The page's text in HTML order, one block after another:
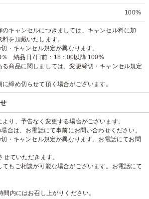
100%
キャンセルにつきましては、キャンセル料に加
を頂戴いたします。
・キャンセル規定が異なります。
％ 納品日7日前：18：00以降 100%
商品に関しましては、変更締切・キャンセル規定
締め切らせて頂く場合がございます。
より、予告なく変更する場合がございます。
合は、お電話にて事前にお問い合わせください。
・キャンセル規定が異なります。お電話にてお問
せていただきます。
てもご相談が可能な場合がございます。お電話にて
内にはお召し上がりください。